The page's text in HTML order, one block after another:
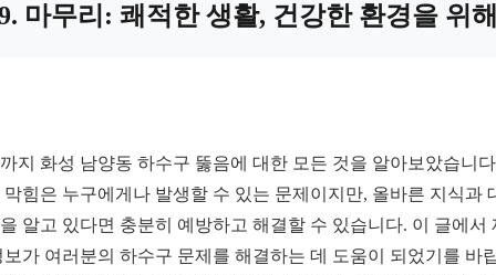
마무리: 쾌적한 생활, 건강한 환경을 위
지 화성 남양동 하수구 뚫음에 대한 모든 것을 알아보았습니
막힘은 누구에게나 발생할 수 있는 문제이지만, 올바른 지식과
알고 있다면 충분히 예방하고 해결할 수 있습니다. 이 글에서
보가 여러분의 하수구 문제를 해결하는 데 도움이 되었기를 바